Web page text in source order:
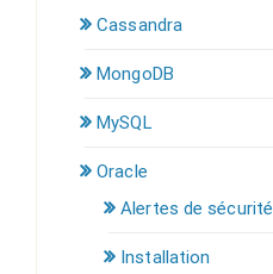
Cassandra
MongoDB
MySQL
Oracle
Alertes de sécurité
Installation